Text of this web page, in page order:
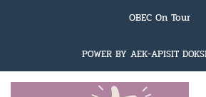
OBEC On Tour
POWER BY AEK-APISIT